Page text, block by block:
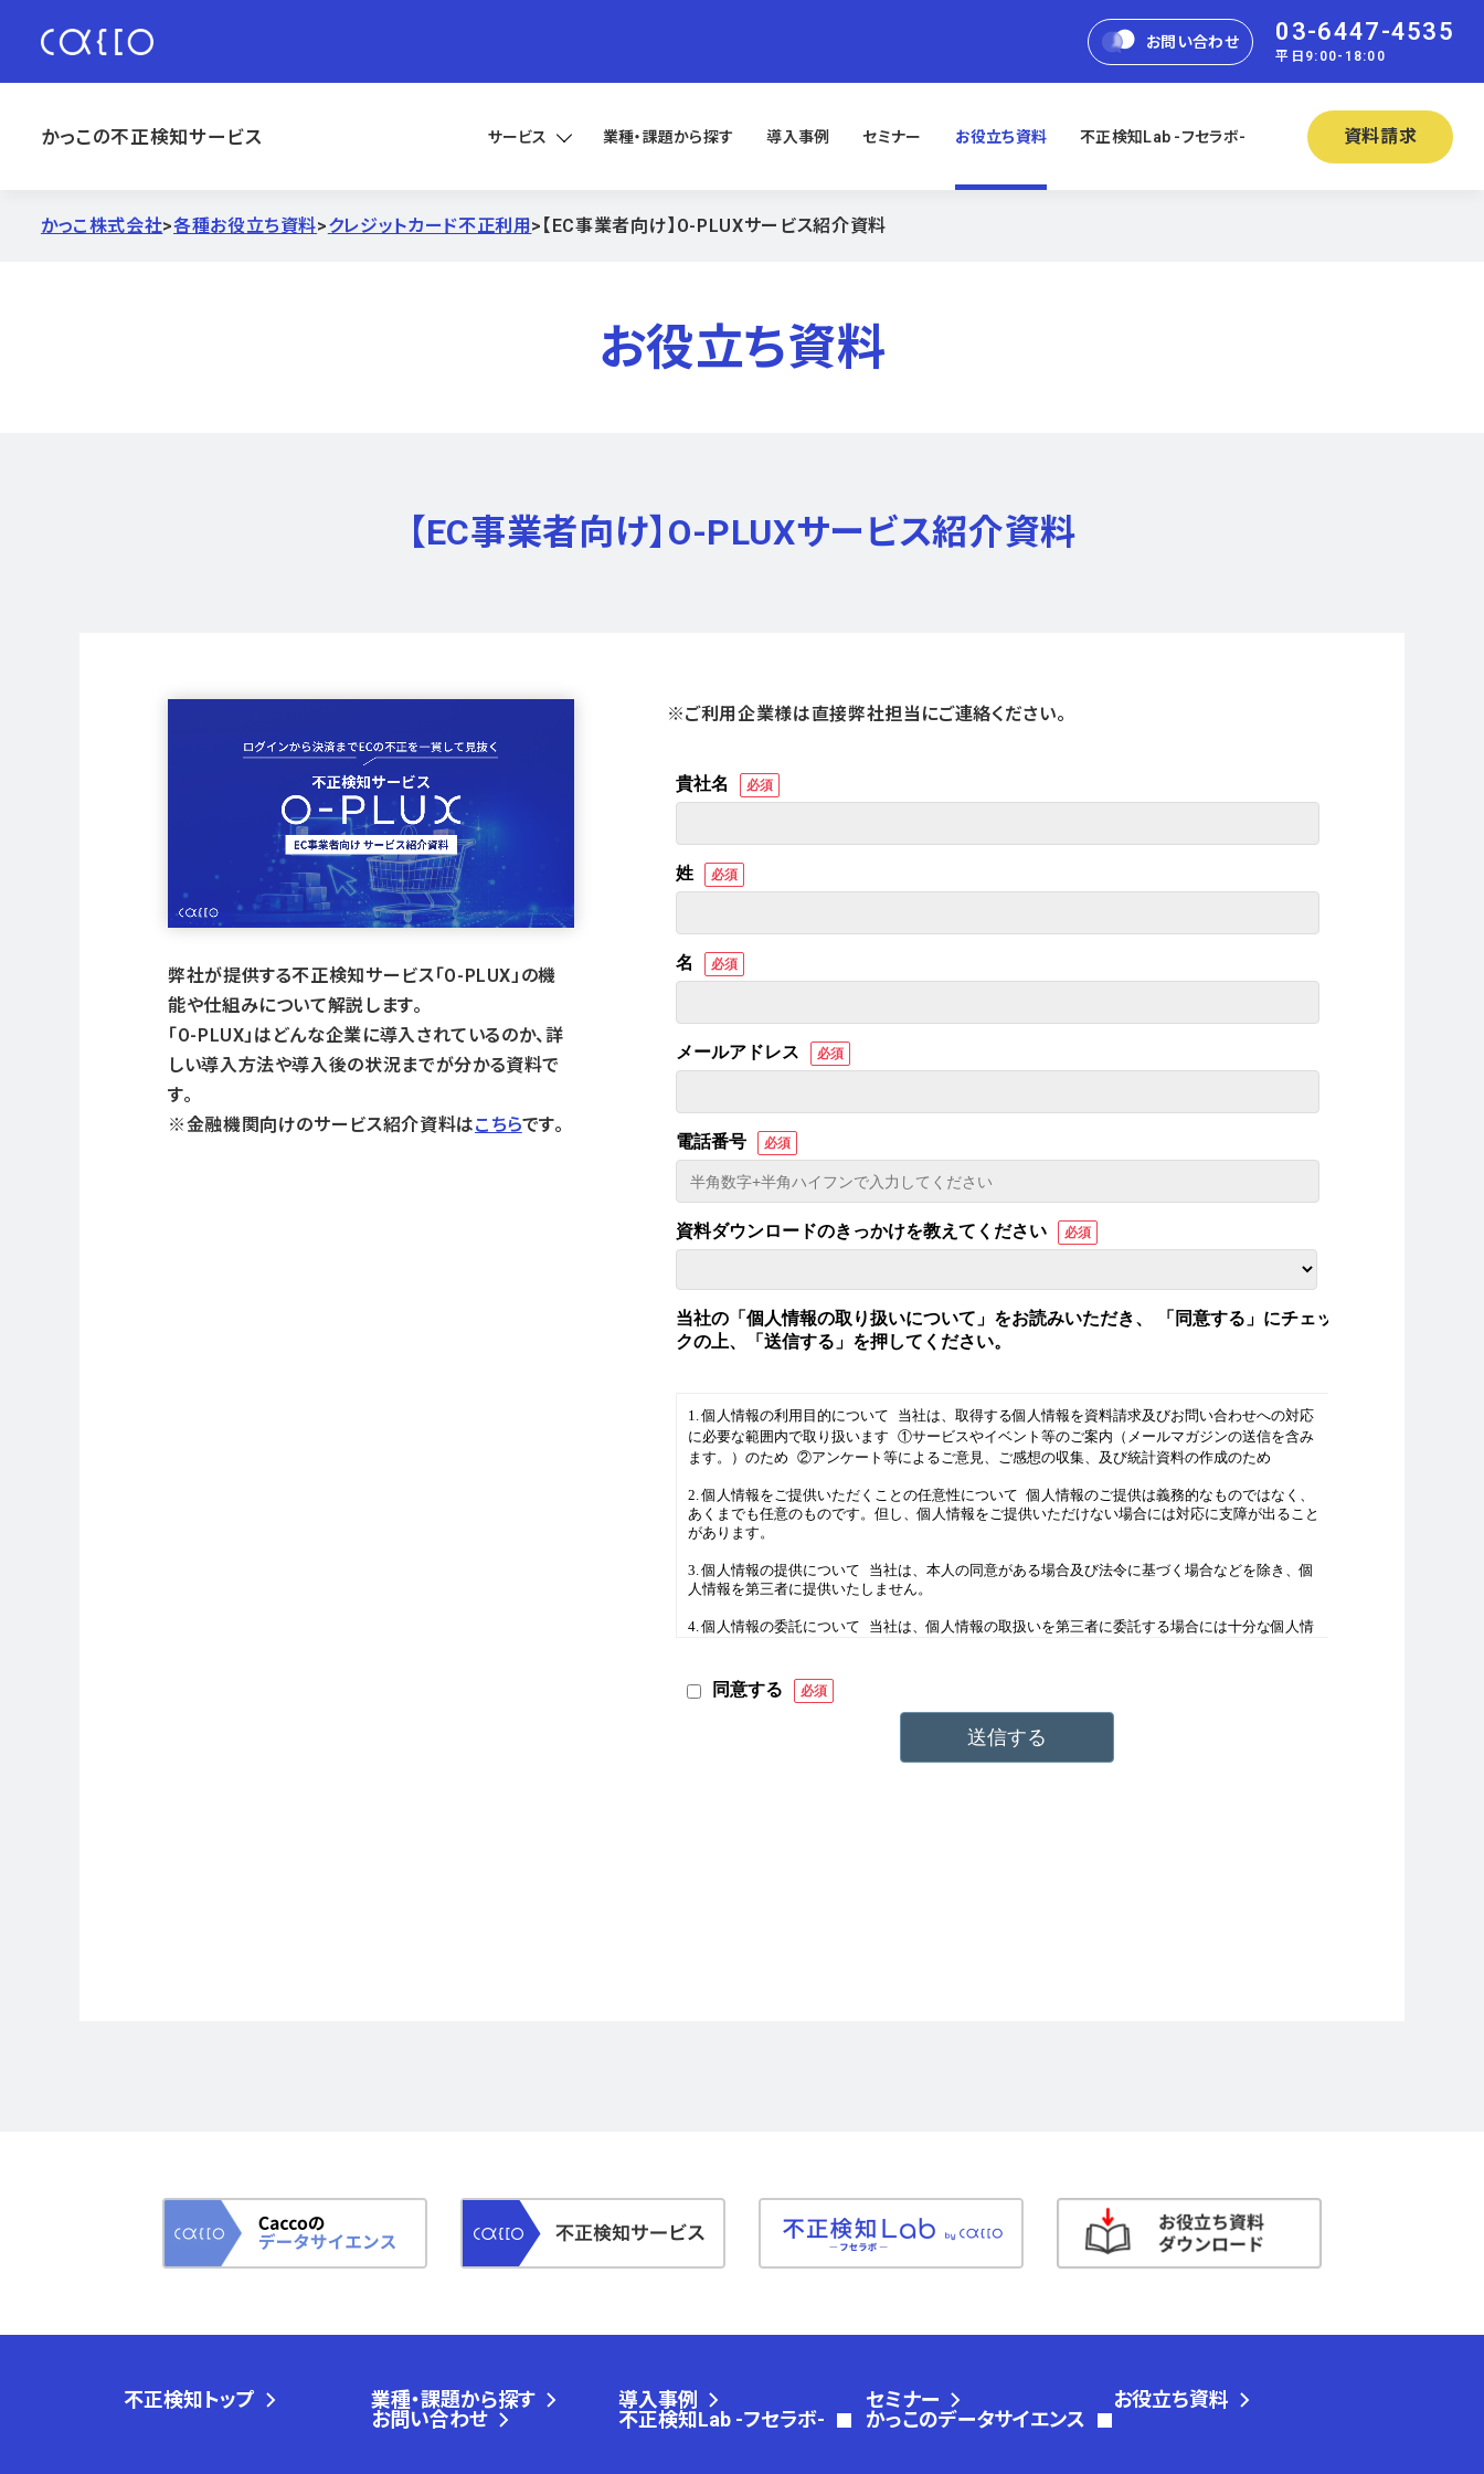
お問い合わせ 03-6447-4535
平日9:00-18:00
かっこの不正検知サービス サービス 業種・課題から探す 導入事例 セミナー お役立ち資料 不正検知Lab -フセラボ- 資料請求
かっこ株式会社>各種お役立ち資料>クレジットカード不正利用> 【EC事業者向け】O-PLUXサービス紹介資料
お役立ち資料
【EC事業者向け】O-PLUXサービス紹介資料
弊社が提供する不正検知サービス「O-PLUX」の機
能や仕組みについて解説します。
「O-PLUX」はどんな企業に導入されているのか、詳
しい導入方法や導入後の状況までが分かる資料で
す。
※金融機関向けのサービス紹介資料はこちらです。
※ご利用企業様は直接弊社担当にご連絡ください。
不正検知トップ 業種・課題から探す 導入事例 セミナー
お役立ち資料
お問い合わせ
不正検知Lab -フセラボ- かっこのデータサイエンス